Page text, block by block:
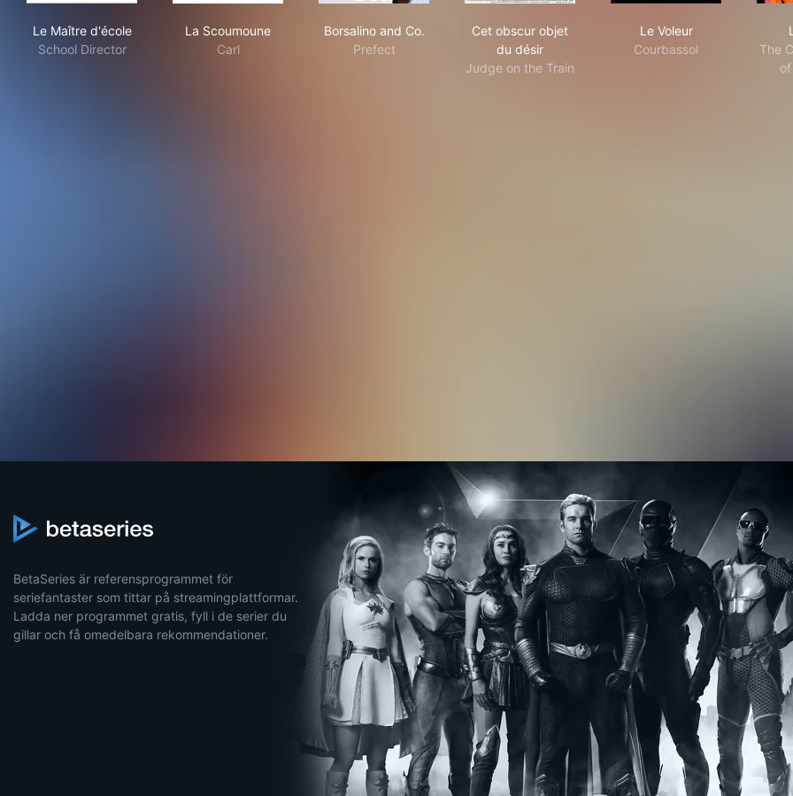
Le Maître d'école
School Director
La Scoumoune
Carl
Borsalino and Co.
Prefect
Cet obscur objet
du désir
Judge on the Train
Le Voleur
Courbassol
The
BetaSeries är referensprogrammet för
seriefantaster som tittar på streamingplattformar.
Ladda ner programmet gratis, fyll i de serier du
gillar och få omedelbara rekommendationer.